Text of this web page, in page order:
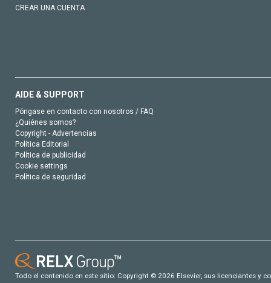
CREAR UNA CUENTA
AIDE & SUPPORT
Póngase en contacto con nosotros / FAQ
¿Quiénes somos?
Copyright - Advertencias
Política Editorial
Política de publicidad
Cookie settings
Política de seguridad
Todo el contenido en este sitio: Copyright © 2026 Elsevier, sus licenciantes y